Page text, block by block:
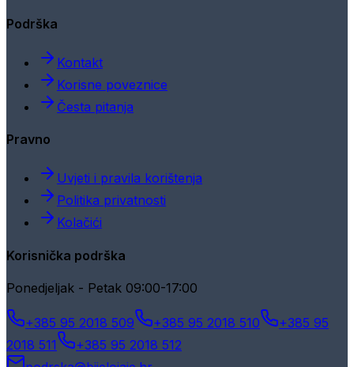
Podrška
Kontakt
Korisne poveznice
Česta pitanja
Pravno
Uvjeti i pravila korištenja
Politika privatnosti
Kolačići
Korisnička podrška
Ponedjeljak - Petak 09:00-17:00
+385 95 2018 509 +385 95 2018 510
+385 95
2018 511
+385 95 2018 512